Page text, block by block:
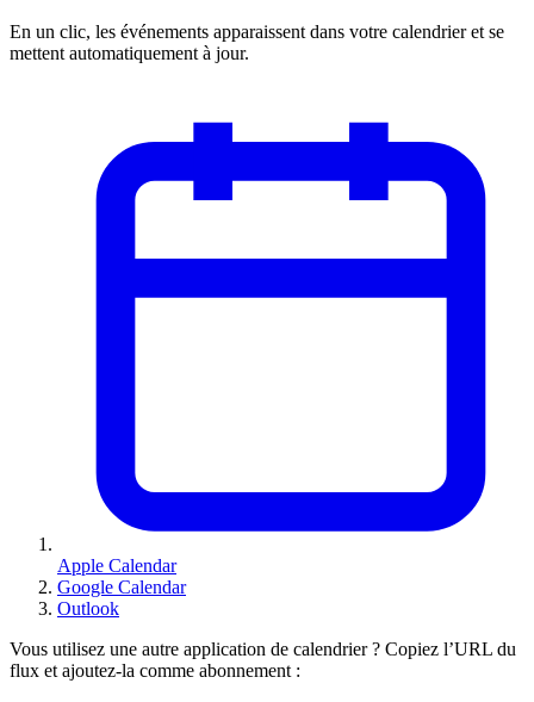
En un clic, les événements apparaissent dans votre calendrier et se
mettent automatiquement à jour.
Apple Calendar
Google Calendar
Outlook
Vous utilisez une autre application de calendrier ? Copiez l’URL du
flux et ajoutez-la comme abonnement :